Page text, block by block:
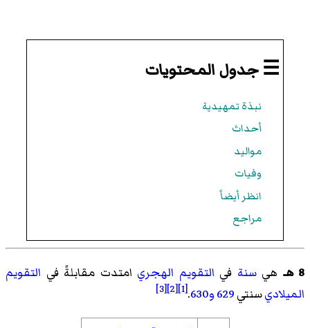
☰ جدول المحتويات
نبذة تمهيدية
أحداث
مواليد
وفيات
انظر أيضاً
مراجع
8 هـ هيسنة في التقويم الهجري امتدت مقابلةً في التقويم
الميلاديسنتي629و630 .
[1]
[2]
[3]